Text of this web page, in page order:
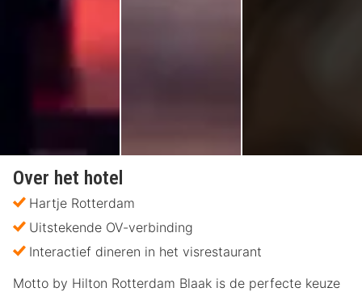
Over het hotel
Hartje Rotterdam
Uitstekende OV-verbinding
Interactief dineren in het visrestaurant
Motto by Hilton Rotterdam Blaak is de perfecte keuze